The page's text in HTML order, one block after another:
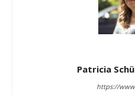
Patricia
https://